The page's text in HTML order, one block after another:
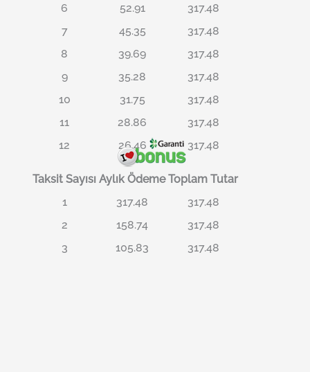
6
52.91
317.48
7
45.35
317.48
8
39.69
317.48
9
35.28
317.48
10
31.75
317.48
11
28.86
317.48
12
26.46 317.48
Taksit Sayısı Aylık Ödeme Toplam Tutar
1
317.48
317.48
2
158.74
317.48
3
105.83 317.48